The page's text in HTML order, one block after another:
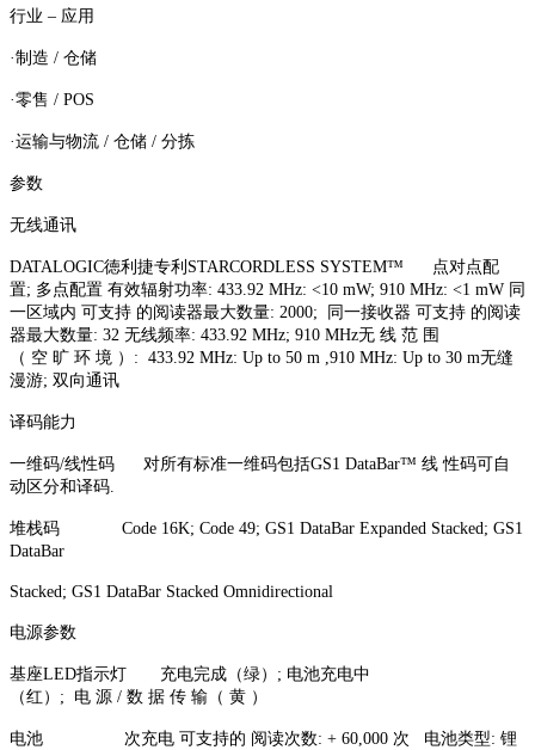
行业 – 应用
·制造 / 仓储
·零售 / POS
·运输与物流 / 仓储 / 分拣
参数
无线通讯
DATALOGIC徳利捷专利STARCORDLESS SYSTEM™ 点对点配
置; 多点配置 有效辐射功率: 433.92 MHz: <10 mW; 910 MHz: <1 mW 同
一区域内 可支持 的阅读器最大数量: 2000; 同一接收器 可支持 的阅读
器最大数量: 32 无线频率: 433.92 MHz; 910 MHz无 线 范 围
（ 空 旷 环 境 ）: 433.92 MHz: Up to 50 m ,910 MHz: Up to 30 m无缝
漫游; 双向通讯
译码能力
一维码/线性码 对所有标准一维码包括GS1 DataBar™ 线 性码可自
动区分和译码.
堆栈码 Code 16K; Code 49; GS1 DataBar Expanded Stacked; GS1
DataBar
Stacked; GS1 DataBar Stacked Omnidirectional
电源参数
基座LED指示灯 充电完成（绿）; 电池充电中
（红）; 电 源 / 数 据 传 输（ 黄 ）
电池 次充电 可支持的 阅读次数: + 60,000 次 电池类型: 锂